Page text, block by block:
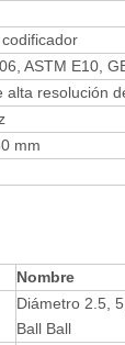
ASTM E10,
alta resolución
mm
Nombre
Diámetro 2.5,
Ball Ball